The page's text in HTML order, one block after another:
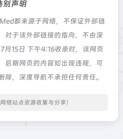
别声明
都来源于网络，不保证外部链
对于该外部链接的指向，不由深
月15日 下午4:16收录时，该网页
后期网页的内容如出现违规，可
除，深度导航不承担任何责任。
络站点资源收集与分享！